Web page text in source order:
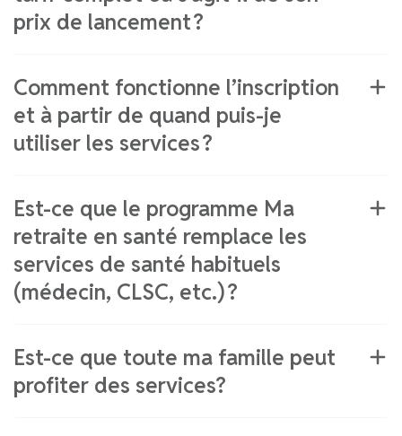
prix de lancement ?
Comment fonctionne l’inscription
et à partir de quand puis-je
utiliser les services ?
Est-ce que le programme Ma
retraite en santé remplace les
services de santé habituels
(médecin, CLSC, etc.) ?
Est-ce que toute ma famille peut
profiter des services?